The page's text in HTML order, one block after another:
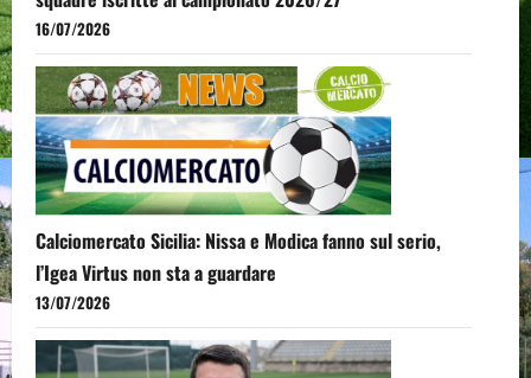
16/07/2026
Calciomercato Sicilia: Nissa e Modica fanno sul serio,
l’Igea Virtus non sta a guardare
13/07/2026